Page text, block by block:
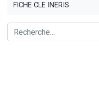
FICHE CLE INERIS